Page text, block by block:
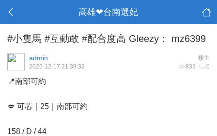
高雄❤台南選妃
#小隻馬 #互動敢 #配合度高 Gleezy： mz6399
楼主
admin
833 0
2025-12-17 21:39:32
📍南部可約
💋 可芯｜25｜南部可約
158 / D / 44